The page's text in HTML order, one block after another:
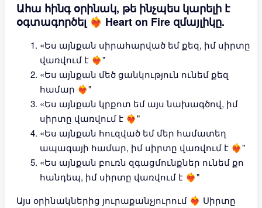
Ահա հինգ օրինակ, թե ինչպես կարելի է
օգտագործել ❤️‍🔥 Heart on Fire զմայլիկը.
«Ես այնքան սիրահարված եմ քեզ, իմ սիրտը
վառվում է ❤️‍🔥"
«Ես այնքան մեծ ցանկություն ունեմ քեզ
համար ❤️‍🔥"
«Ես այնքան կրքոտ եմ այս նախագծով, իմ
սիրտը վառվում է ❤️‍🔥"
«Ես այնքան հուզված եմ մեր համատեղ
ապագայի համար, իմ սիրտը վառվում է ❤️‍🔥"
«Ես այնքան բուռն զգացմունքներ ունեմ քո
հանդեպ, իմ սիրտը վառվում է ❤️‍🔥"
Այս օրինակներից յուրաքանչյուրում ❤️‍🔥 Սիրտը